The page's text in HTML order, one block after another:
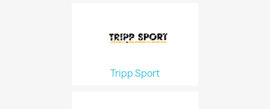
Tripp Sport